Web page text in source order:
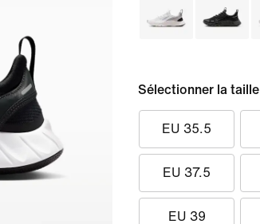
Sélectionner la taille
EU 35.5
EU 37.5
EU 39